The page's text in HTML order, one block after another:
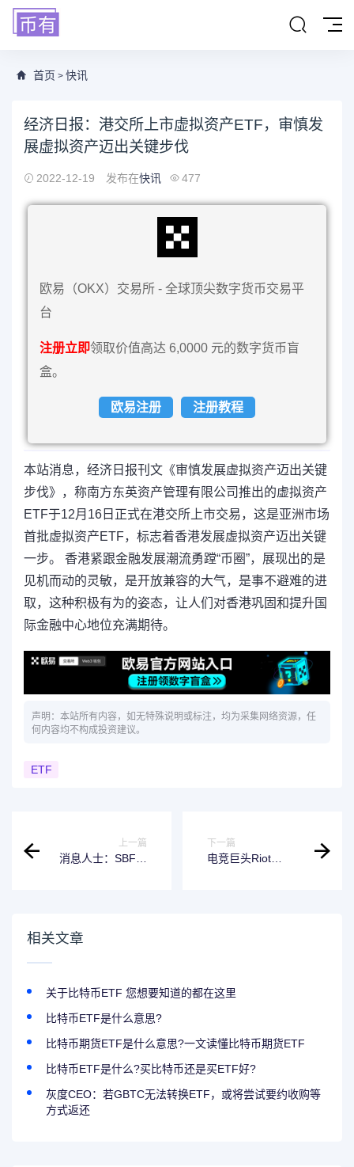
首页 > 快讯
经济日报：港交所上市虚拟资产ETF，审慎发
展虚拟资产迈出关键步伐
2022-12-19 发布在快讯 477
欧易（OKX）交易所 - 全球顶尖数字货币交易平
台
注册立即领取价值高达 6,0000 元的数字货币盲
盒。
欧易注册 注册教程
本站消息，经济日报刊文《审慎发展虚拟资产迈出关键
步伐》，称南方东英资产管理有限公司推出的虚拟资产
ETF于12月16日正式在港交所上市交易，这是亚洲市场
首批虚拟资产ETF，标志着香港发展虚拟资产迈出关键
一步。 香港紧跟金融发展潮流勇蹚“币圈”，展现出的是
见机而动的灵敏，是开放兼容的大气，是事不避难的进
取，这种积极有为的姿态，让人们对香港巩固和提升国
际金融中心地位充满期待。
声明：本站所有内容，如无特殊说明或标注，均为采集网络资源，任
何内容均不构成投资建议。
ETF
上一篇
消息人士：SBF父
下一篇
电竞巨头Riot
相关文章
关于比特币ETF 您想要知道的都在这里
比特币ETF是什么意思?
比特币期货ETF是什么意思?一文读懂比特币期货ETF
比特币ETF是什么?买比特币还是买ETF好?
灰度CEO：若GBTC无法转换ETF，或将尝试要约收购等
方式返还